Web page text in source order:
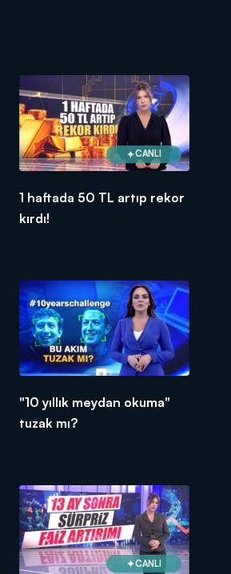
CANLI
1 haftada 50 TL artıp rekor
kırdı!
"10 yıllık meydan okuma"
tuzak mı?
CANLI